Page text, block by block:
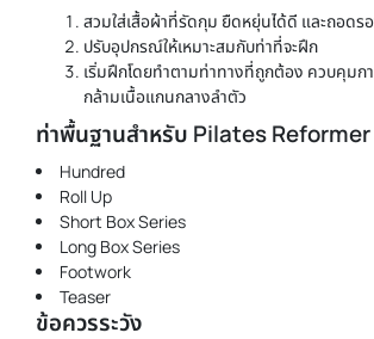
สวมใส่เสื้อผ้าที่รัดกุม ยืดหยุ่นได้ดี และถอดรอ
ปรับอุปกรณ์ให้เหมาะสมกับท่าที่จะฝึก
เริ่มฝึกโดยทำตามท่าทางที่ถูกต้อง ควบคุมกา
กล้ามเนื้อแกนกลางลำตัว
ท่าพื้นฐานสำหรับ Pilates Reformer
Hundred
Roll Up
Short Box Series
Long Box Series
Footwork
Teaser
ข้อควรระวัง